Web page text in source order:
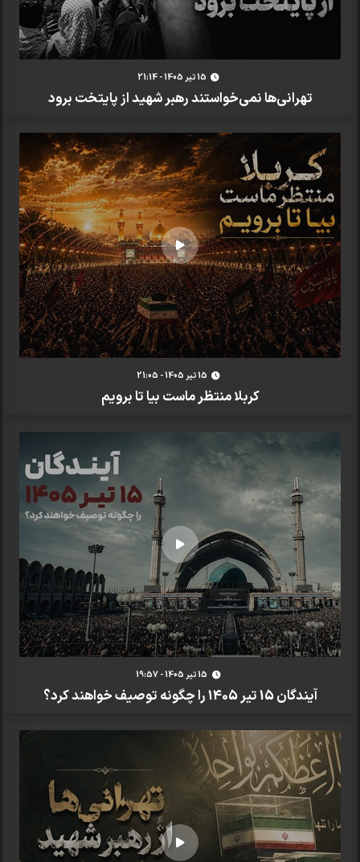
15 تير 1405 - 21:14
تهرانی‌ها نمی‌خواستند رهبر شهید از پایتخت برود
15 تير 1405 - 21:05
کربلا منتظر ماست بیا تا برویم
15 تير 1405 - 19:57
آیندگان 15 تیر 1405 را چگونه توصیف خواهند کرد؟